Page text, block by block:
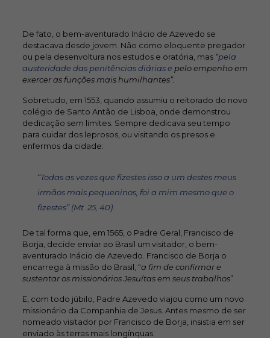
De fato, o bem-aventurado Inácio de Azevedo se
destacava desde jovem. Não como eloquente pregador
ou pela desenvoltura nos estudos e oratória, mas“pela
austeridade das penitências diárias epelo empenho em
exercer as funções mais humilhantes”.
Sobretudo, em 1553, quando assumiu o reitorado do novo
colégio de Santo Antão de Lisboa, onde demonstrou
dedicação sem limites. Sempre dedicava seu tempo
para cuidar dos leprosos, ou visitando os presos e
enfermos da cidade:
“Todas as vezes que fizestes isso a um destes meus
irmãos mais pequeninos, foi a mim mesmo que o
fizestes” (Mt 25, 40).
De tal forma que, em 1565, o Padre Geral, Francisco de
Borja, decide enviar ao Brasil um visitador, o bem-
aventurado Inácio de Azevedo. Francisco de Borja o
encarrega à missão do Brasil, “a fim de confirmar e
sustentar os missionários Jesuítas em seus trabalhos”.
E, com todo júbilo, Padre Azevedo viajou como um novo
missionário da Companhia de Jesus. Antes mesmo de ser
nomeado visitador por Francisco de Borja, insistia em ser
enviado às terras mais longínquas.